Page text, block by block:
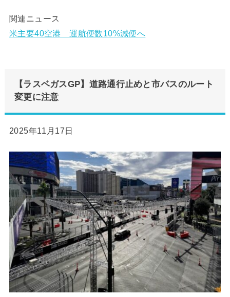
関連ニュース
米主要40空港 運航便数10%減便へ
【ラスベガスGP】道路通行止めと市バスのルート
変更に注意
2025年11月17日